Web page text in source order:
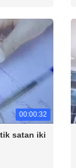
00:00:32
satan iki